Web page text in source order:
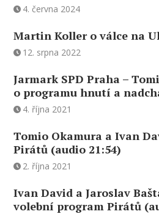
4. června 2024
Martin Koller o válce na
12. srpna 2022
Jarmark SPD Praha –
o programu hnutí a
4. října 2021
Tomio Okamura a Ivan
Pirátů (audio 21:54)
2. října 2021
Ivan David a Jaroslav
volební program Pirátů